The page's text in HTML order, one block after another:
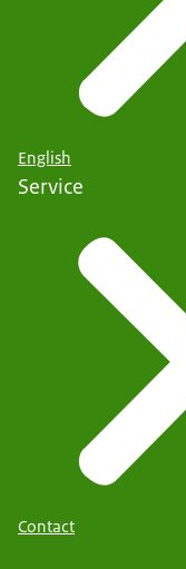
English
Service
Contact